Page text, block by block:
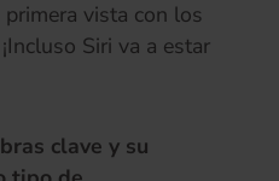
vista con los
Siri va a estar
clave y su